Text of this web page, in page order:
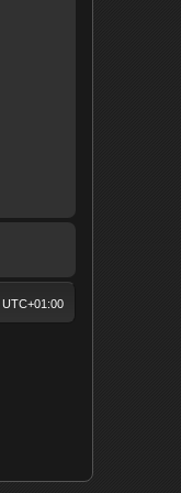
UTC+01:00